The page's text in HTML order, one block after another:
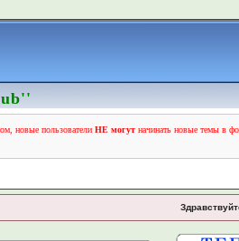
новые пользователи НЕ могутначинать новые темы в